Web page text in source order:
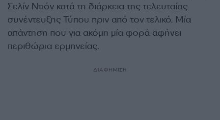
Σελίν Ντιόν κατά τη διάρκεια της τελευταίας
συνέντευξης Τύπου πριν από τον τελικό. Μία
απάντηση που για ακόμη μία φορά αφήνει
περιθώρια ερμηνείας.
ΔΙΑΦΗΜΙΣΗ